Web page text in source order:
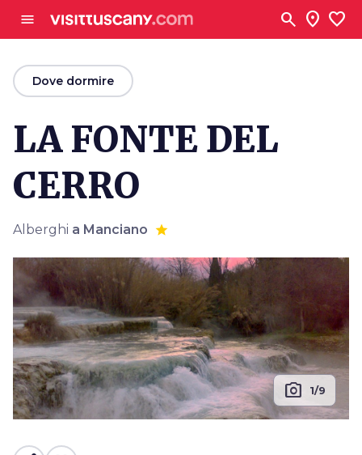
menu search location_on favorite
arrow_backDove dormire
LA FONTE DEL
CERRO
Alberghi a Manciano
photo_camera 1/9